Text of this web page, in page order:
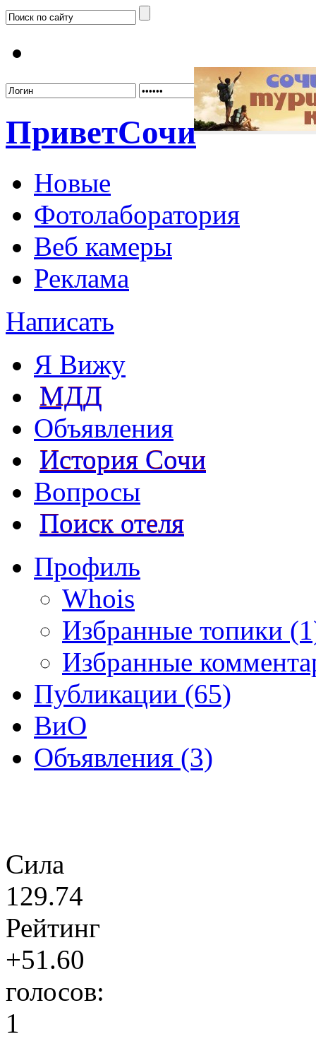
ПриветСочи
Новые
Фотолаборатория
Веб камеры
Реклама
Написать
Я Вижу
МДД
Объявления
История Сочи
Вопросы
Поиск отеля
Профиль
Whois
Избранные топики
Избранные
Публикации (65)
ВиО
Объявления (3)
Сила
129.74
Рейтинг
+51.60
голосов:
1